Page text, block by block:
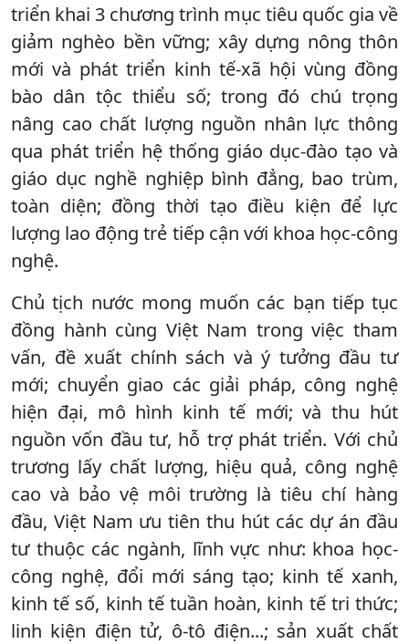
triển khai 3 chương trình mục tiêu quốc gia về
giảm nghèo bền vững; xây dựng nông thôn
mới và phát triển kinh tế-xã hội vùng đồng
bào dân tộc thiểu số; trong đó chú trọng
nâng cao chất lượng nguồn nhân lực thông
qua phát triển hệ thống giáo dục-đào tạo và
giáo dục nghề nghiệp bình đẳng, bao trùm,
toàn diện; đồng thời tạo điều kiện để lực
lượng lao động trẻ tiếp cận với khoa học-công
nghệ.
Chủ tịch nước mong muốn các bạn tiếp tục
đồng hành cùng Việt Nam trong việc tham
vấn, đề xuất chính sách và ý tưởng đầu tư
mới; chuyển giao các giải pháp, công nghệ
hiện đại, mô hình kinh tế mới; và thu hút
nguồn vốn đầu tư, hỗ trợ phát triển. Với chủ
trương lấy chất lượng, hiệu quả, công nghệ
cao và bảo vệ môi trường là tiêu chí hàng
đầu, Việt Nam ưu tiên thu hút các dự án đầu
tư thuộc các ngành, lĩnh vực như: khoa học-
công nghệ, đổi mới sáng tạo; kinh tế xanh,
kinh tế số, kinh tế tuần hoàn, kinh tế tri thức;
linh kiện điện tử, ô-tô điện...; sản xuất chất